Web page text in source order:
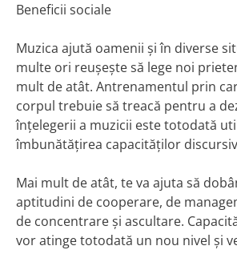
Beneficii sociale
Muzica ajută oamenii și în diverse
multe ori reușește să lege noi
mult de atât. Antrenamentul prin
corpul trebuie să treacă pentru a
înțelegerii a muzicii este totodată
îmbunătățirea capacităților
Mai mult de atât, te va ajuta să
aptitudini de cooperare, de
de concentrare și ascultare.
vor atinge totodată un nou nivel și